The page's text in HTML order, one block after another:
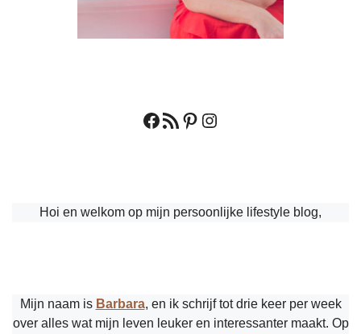
Facebook
RSS feedPinterest
Instagram
Hoi en welkom op mijn persoonlijke lifestyle blog,
Mijn naam is Barbara, en ik schrijf tot drie keer per week
over alles wat mijn leven leuker en interessanter maakt. Op